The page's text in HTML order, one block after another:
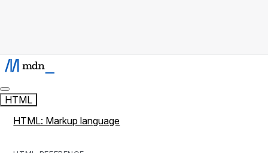
HTML
HTML: Markup language